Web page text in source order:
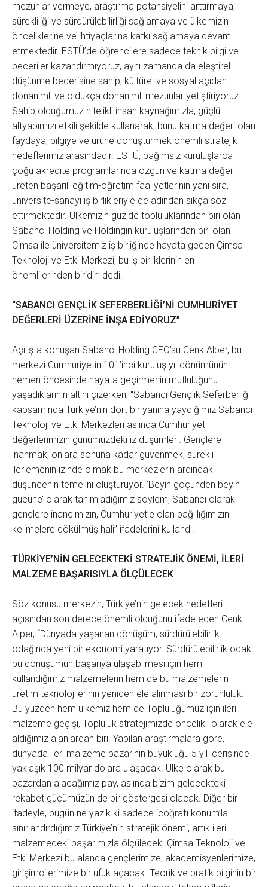
mezunlar vermeye, araştırma potansiyelini arttırmaya,
sürekliliği ve sürdürülebilirliği sağlamaya ve ülkemizin
önceliklerine ve ihtiyaçlarına katkı sağlamaya devam
etmektedir. ESTÜ’de öğrencilere sadece teknik bilgi ve
beceriler kazandırmıyoruz, aynı zamanda da eleştirel
düşünme becerisine sahip, kültürel ve sosyal açıdan
donanımlı ve oldukça donanımlı mezunlar yetiştiriyoruz.
Sahip olduğumuz nitelikli insan kaynağımızla, güçlü
altyapımızı etkili şekilde kullanarak, bunu katma değeri olan
faydaya, bilgiye ve ürüne dönüştürmek önemli stratejik
hedeflerimiz arasındadır. ESTÜ, bağımsız kuruluşlarca
çoğu akredite programlarında özgün ve katma değer
üreten başarılı eğitim-öğretim faaliyetlerinin yanı sıra,
üniversite-sanayi iş birlikleriyle de adından sıkça söz
ettirmektedir. Ülkemizin güzide topluluklarından biri olan
Sabancı Holding ve Holdingin kuruluşlarından biri olan
Çimsa ile üniversitemiz iş birliğinde hayata geçen Çimsa
Teknoloji ve Etki Merkezi, bu iş birliklerinin en
önemlilerinden biridir” dedi.
“SABANCI GENÇLİK SEFERBERLİĞİ’Nİ CUMHURİYET
DEĞERLERİ ÜZERİNE İNŞA EDİYORUZ”
Açılışta konuşan Sabancı Holding CEO’su Cenk Alper, bu
merkezi Cumhuriyetin 101’inci kuruluş yıl dönümünün
hemen öncesinde hayata geçirmenin mutluluğunu
yaşadıklarının altını çizerken, “Sabancı Gençlik Seferberliği
kapsamında Türkiye’nin dört bir yanına yaydığımız Sabancı
Teknoloji ve Etki Merkezleri aslında Cumhuriyet
değerlerimizin günümüzdeki iz düşümleri. Gençlere
inanmak, onlara sonuna kadar güvenmek, sürekli
ilerlemenin izinde olmak bu merkezlerin ardındaki
düşüncenin temelini oluşturuyor. ‘Beyin göçünden beyin
gücüne’ olarak tanımladığımız söylem, Sabancı olarak
gençlere inancımızın, Cumhuriyet’e olan bağlılığımızın
kelimelere dökülmüş hali” ifadelerini kullandı.
TÜRKİYE’NİN GELECEKTEKİ STRATEJİK ÖNEMİ, İLERİ
MALZEME BAŞARISIYLA ÖLÇÜLECEK
Söz konusu merkezin, Türkiye’nin gelecek hedefleri
açısından son derece önemli olduğunu ifade eden Cenk
Alper, “Dünyada yaşanan dönüşüm, sürdürülebilirlik
odağında yeni bir ekonomi yaratıyor. Sürdürülebilirlik odaklı
bu dönüşümün başarıya ulaşabilmesi için hem
kullandığımız malzemelerin hem de bu malzemelerin
üretim teknolojilerinin yeniden ele alınması bir zorunluluk.
Bu yüzden hem ülkemiz hem de Topluluğumuz için ileri
malzeme geçişi, Topluluk stratejimizde öncelikli olarak ele
aldığımız alanlardan biri. Yapılan araştırmalara göre,
dünyada ileri malzeme pazarının büyüklüğü 5 yıl içerisinde
yaklaşık 100 milyar dolara ulaşacak. Ülke olarak bu
pazardan alacağımız pay, aslında bizim gelecekteki
rekabet gücümüzün de bir göstergesi olacak. Diğer bir
ifadeyle, bugün ne yazık ki sadece ‘coğrafi konum’la
sınırlandırdığımız Türkiye’nin stratejik önemi, artık ileri
malzemedeki başarımızla ölçülecek. Çimsa Teknoloji ve
Etki Merkezi bu alanda gençlerimize, akademisyenlerimize,
girişimcilerimize bir ufuk açacak. Teorik ve pratik bilginin bir